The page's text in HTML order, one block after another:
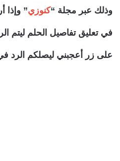
وذلك عبر مجلة “كنوزي” وإذا
في تعليق تفاصيل الحلم ليتم
على زر أعجبني ليصلكم الرد